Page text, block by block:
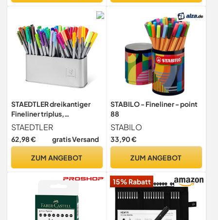
STAEDTLER dreikantiger
Fineliner triplus,
superfeine, metallgefasste
0,3 mm Spitze,
ergonomischer
Lebensdauer, Metallköcher
sortierten Farben, 334
STAEDTLER
62,98 € gratis Versand
ZUM ANGEBOT
STABILO - Fineliner - point
88
STABILO
33,90 €
ZUM ANGEBOT
15% Rabatt